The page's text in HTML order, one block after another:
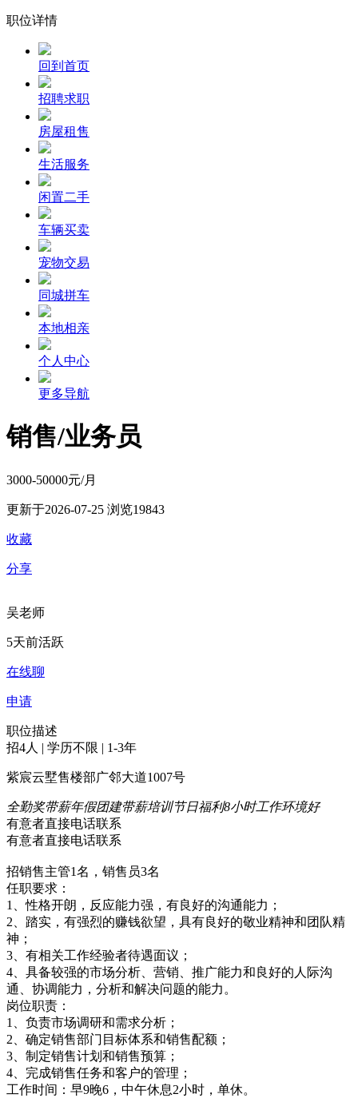
职位详情
回到首页
招聘求职
房屋租售
生活服务
闲置二手
车辆买卖
宠物交易
同城拼车
本地相亲
个人中心
更多导航
销售/业务员
3000-50000元/月
更新于2026-07-25 浏览19843
收藏
分享
吴老师
5天前活跃
在线聊
申请
职位描述
招4人 | 学历不限 | 1-3年
紫宸云墅售楼部广邻大道1007号
全勤奖带薪年假团建带薪培训节日福利8小时工作环境好
有意者直接电话联系
有意者直接电话联系
招销售主管1名，销售员3名
任职要求：
1、性格开朗，反应能力强，有良好的沟通能力；
2、踏实，有强烈的赚钱欲望，具有良好的敬业精神和团队精
神；
3、有相关工作经验者待遇面议；
4、具备较强的市场分析、营销、推广能力和良好的人际沟
通、协调能力，分析和解决问题的能力。
岗位职责：
1、负责市场调研和需求分析；
2、确定销售部门目标体系和销售配额；
3、制定销售计划和销售预算；
4、完成销售任务和客户的管理；
工作时间：早9晚6，中午休息2小时，单休。